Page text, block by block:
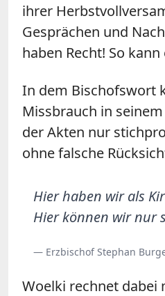
ihrer
Gesprächen und
haben Recht! So
In dem Bischofswort
Missbrauch in
der Akten nur
ohne falsche
Hier haben wir als
Hier können wir nur
— Erzbischof Stephan
Woelki rechnet dabei